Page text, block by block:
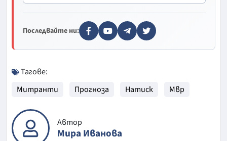
Последвайте ни:
Тагове:
Митранти
Прогноза Натиск Мвр
Автор
Мира Иванова